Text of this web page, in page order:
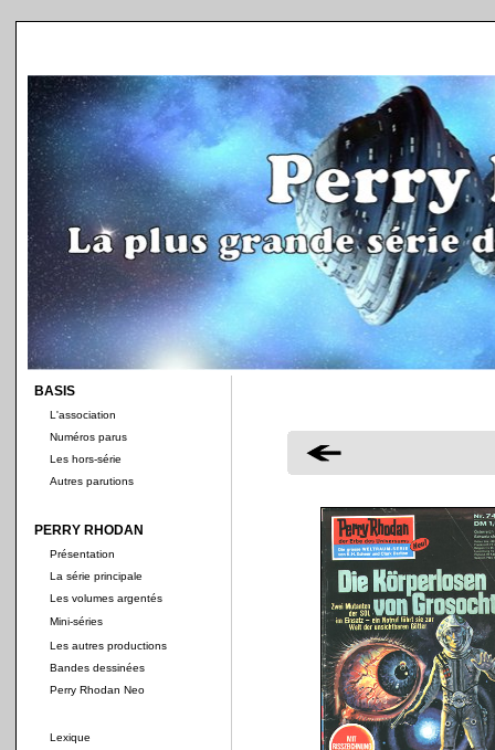
BASIS
L'association
Numéros parus
Les hors-série
Autres parutions
PERRY RHODAN
Présentation
La série principale
Les volumes argentés
Mini-séries
Les autres productions
Bandes dessinées
Perry Rhodan Neo
Lexique